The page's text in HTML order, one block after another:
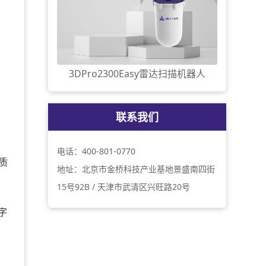
3DPro2300Easy雷达扫描机器人
联系我们
电话：400-801-0770
地址：北京市金桥科技产业基地景盛南四街
15号92B / 天津市武清区兴旺路20号